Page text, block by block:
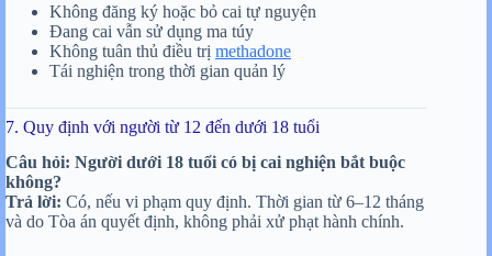
Không đăng ký hoặc bỏ cai tự nguyện
Đang cai vẫn sử dụng ma túy
Không tuân thủ điều trị methadone
Tái nghiện trong thời gian quản lý
7. Quy định với người từ 12 đến dưới 18 tuổi
Câu hỏi: Người dưới 18 tuổi có bị cai nghiện bắt buộc
không?
Trả lời: Có, nếu vi phạm quy định. Thời gian từ 6–12 tháng
và do Tòa án quyết định, không phải xử phạt hành chính.